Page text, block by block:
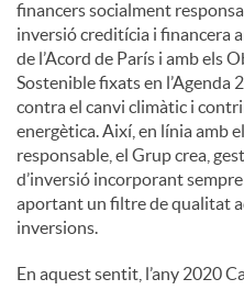
financers socialment
inversió creditícia i financera
de l’Acord de París i amb els
Sostenible fixats en l’Agenda
contra el canvi climàtic i
energètica. Així, en línia amb
responsable, el Grup crea,
d’inversió incorporant sempre
aportant un filtre de qualitat
inversions.
En aquest sentit, l’any 2020